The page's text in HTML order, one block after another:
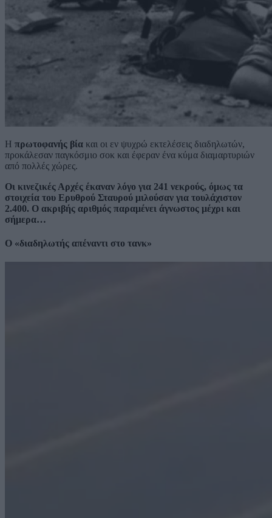
Η πρωτοφανής βία και οι εν ψυχρώ εκτελέσεις διαδηλωτών,
προκάλεσαν παγκόσμιο σοκ και έφεραν ένα κύμα διαμαρτυριών
από πολλές χώρες.
Οι κινεζικές Αρχές έκαναν λόγο για 241 νεκρούς, όμως τα
στοιχεία του Ερυθρού Σταυρού μιλούσαν για τουλάχιστον
2.400. Ο ακριβής αριθμός παραμένει άγνωστος μέχρι και
σήμερα…
Ο «διαδηλωτής απέναντι στο τανκ»